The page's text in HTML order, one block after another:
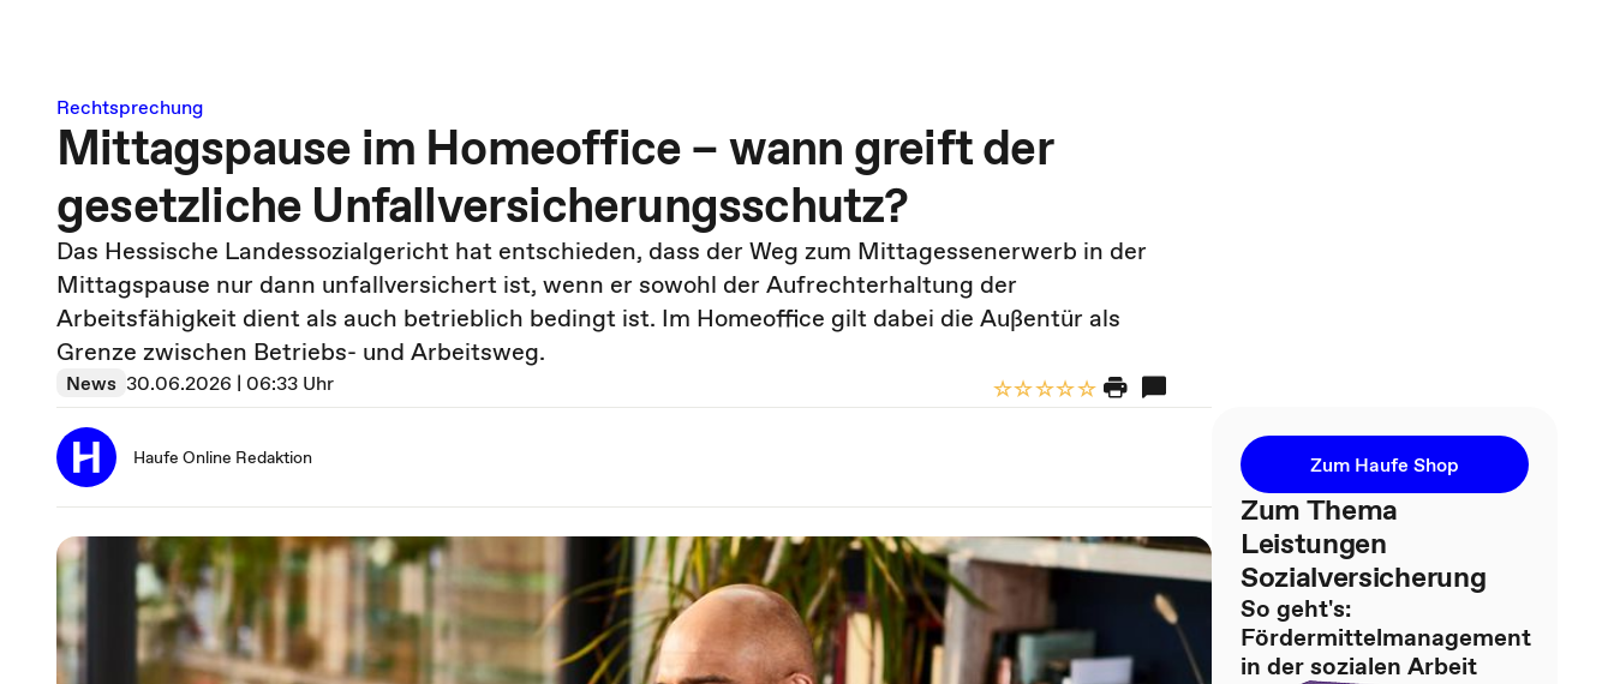
Rechtsprechung
Mittagspause im Homeoffice – wann greift der
gesetzliche Unfallversicherungsschutz?
Das Hessische Landessozialgericht hat entschieden, dass der Weg zum Mittagessenerwerb in der
Mittagspause nur dann unfallversichert ist, wenn er sowohl der Aufrechterhaltung der
Arbeitsfähigkeit dient als auch betrieblich bedingt ist. Im Homeoffice gilt dabei die Außentür als
Grenze zwischen Betriebs- und Arbeitsweg.
News 30.06.2026 | 06:33 Uhr
Haufe Online Redaktion Zum Haufe Shop
Zum Thema
Leistungen
Sozialversicherung
So geht's:
Fördermittelmanagement
in der sozialen Arbeit